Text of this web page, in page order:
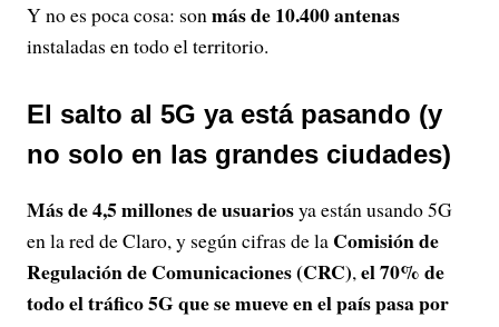
Y no es poca cosa: sonmás de 10.400 antenas
instaladas en todo el territorio.
El salto al 5G ya está pasando (y
no solo en las grandes ciudades)
Más de 4,5 millones de usuariosya están usando 5G
en la red de Claro, y según cifras de la Comisión de
Regulación de Comunicaciones (CRC),el 70% de
todo el tráfico 5G que se mueve en el país pasa por